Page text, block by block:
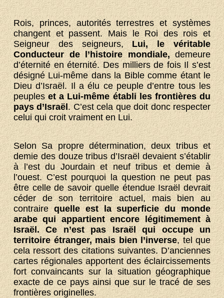
Rois, princes, autorités terrestres et systèmes
changent et passent. Mais le Roi des rois et
Seigneur des seigneurs,Lui, le véritable
Conducteur de l’histoire mondiale,demeure
d’éternité en éternité. Des milliers de fois Il s’est
désigné Lui-même dans la Bible comme étant le
Dieu d’Israël. Il a élu ce peuple d’entre tous les
peupleset a Lui-même établi les frontières du
pays d’Israël. C’est cela que doit donc respecter
celui qui croit vraiment en Lui.
Selon Sa propre détermination, deux tribus et
demie des douze tribus d’Israël devaient s’établir
à l’est du Jourdain et neuf tribus et demie à
l’ouest. C’est pourquoi la question ne peut pas
être celle de savoir quelle étendue Israël devrait
céder de son territoire actuel, mais bien au
contrairequelle est la superficie du monde
arabe qui appartient encore légitimement à
Israël. Ce n’est pas Israël qui occupe un
territoire étranger, mais bien l’inverse, tel que
cela ressort des citations suivantes. D’anciennes
cartes régionales apportent des éclaircissements
fort convaincants sur la situation géographique
exacte de ce pays ainsi que sur le tracé de ses
frontières originelles.